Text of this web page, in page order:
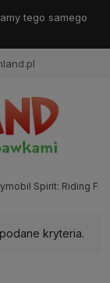
tego samego
Spirit: Riding
kryteria.